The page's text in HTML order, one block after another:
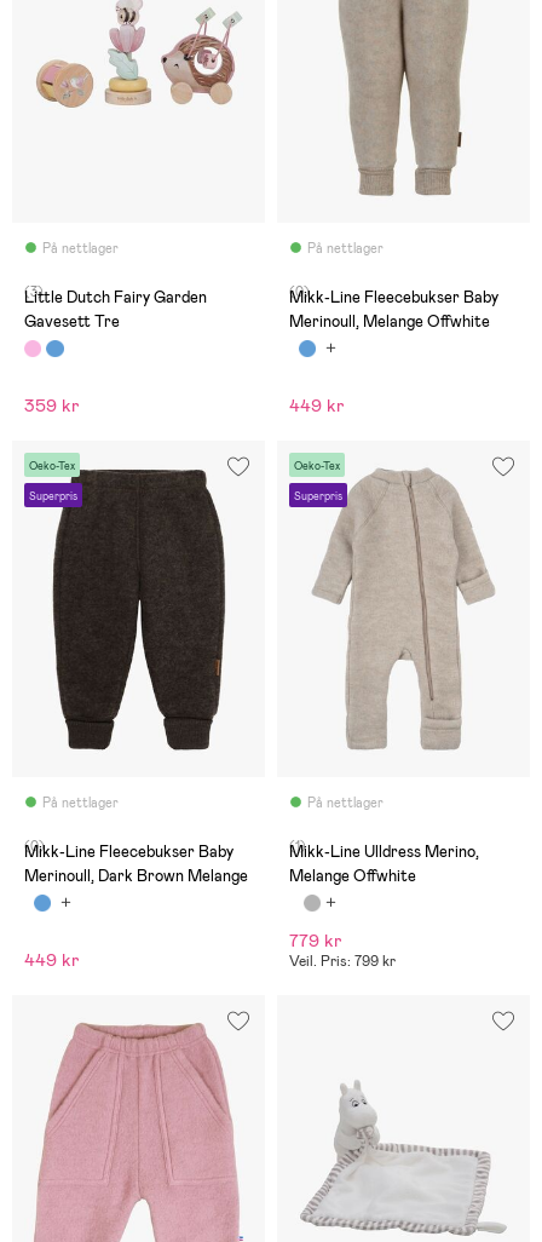
På nettlager
(3)
Little Dutch Fairy Garden
Gavesett Tre
359 kr
På nettlager
(0)
Mikk-Line Fleecebukser Baby
Merinoull, Melange Offwhite
449 kr
Oeko-Tex
Superpris
På nettlager
(0)
Mikk-Line Fleecebukser Baby
Merinoull, Dark Brown Melange
449 kr
Oeko-Tex
Superpris
På nettlager
(1)
Mikk-Line Ulldress Merino,
Melange Offwhite
779 kr
Veil. Pris: 799 kr